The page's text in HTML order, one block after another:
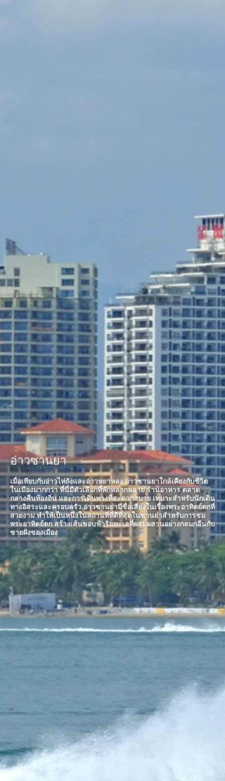
อ่าวซานยา
เมื่อเทียบกับอ่าวไห่ถังและอ่าวหยาหลง อ่าวซานยาใกล้เคียงกับชีวิต
ในเมืองมากกว่า ที่นี่มีตัวเลือกที่พักหลากหลาย ร้านอาหาร ตลาด
กลางคืนท้องถิ่น และการเดินทางที่สะดวกสบาย เหมาะสําหรับนักเดิน
ทางอิสระและครอบครัว อ่าวซานย่ามีชื่อเสียงในเรื่องพระอาทิตย์ตกที่
สวยงาม ทําให้เป็นหนึ่งในสถานที่ที่ดีที่สุดในซานย่าสําหรับการชม
พระอาทิตย์ตก สร้างเส้นขอบฟ้าริมทะเลที่ผสมผสานอย่างกลมกลืนกับ
ชายฝั่งของเมือง